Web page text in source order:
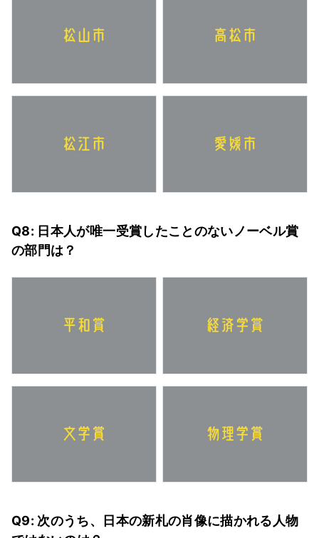
Q8: 日本人が唯一受賞したことのないノーベル賞
の部門は？
Q9: 次のうち、日本の新札の肖像に描かれる人物